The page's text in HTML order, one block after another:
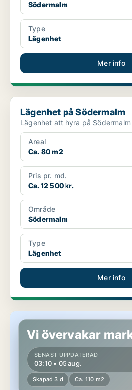
Södermalm
Type
Lägenhet
Mer info
Lägenhet på Södermalm
Lägenhet på Södermalm
Areal
Ca. 80 m2
Pris pr. md.
Ca. 12 500 kr.
Område
Södermalm
Type
Lägenhet
Mer info
Lägenhet i Stockholm
Vi övervakar
SENAST UPPDATERAD
03:10 • 05 aug.
Skapad 3 d Ca. 110 m2